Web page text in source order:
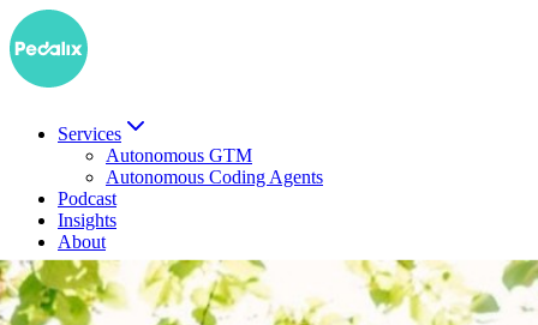
Services
Autonomous GTM
Autonomous Coding Agents
Podcast
Insights
About
ENDemo buchen